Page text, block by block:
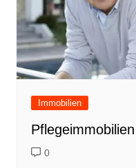
Immobilien
0